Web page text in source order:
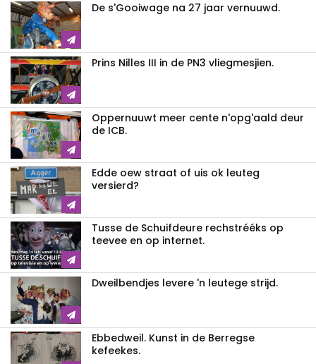
De s'Gooiwage na 27 jaar vernuuwd.
Prins Nilles III in de PN3 vliegmesjien.
Oppernuuwt meer cente n'opg'aald deur
de ICB.
Edde oew straat of uis ok leuteg
versierd?
Tusse de Schuifdeure rechstrééks op
teevee en op internet.
Dweilbendjes levere 'n leutege strijd.
Ebbedweil. Kunst in de Berregse
kefeekes.